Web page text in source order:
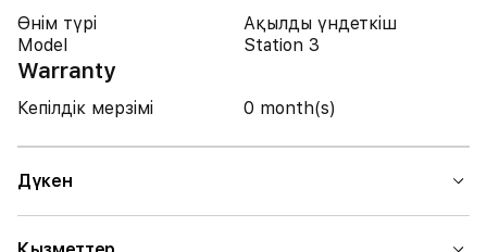
Өнім түрі
Ақылды үндеткіш
Model
Station 3
Warranty
Кепілдік мерзімі 0 month(s)
Дүкен